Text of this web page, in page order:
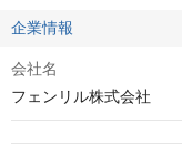
企業情報
会社名
フェンリル株式会社